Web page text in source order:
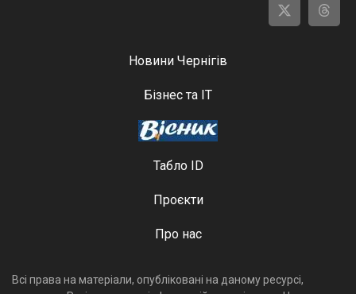
Новини Чернігів
Бізнес та ІТ
Табло ID
Проєкти
Про нас
Всі права на матеріали, опубліковані на даному ресурсі,